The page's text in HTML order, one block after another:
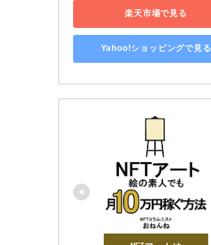
楽天市場で見る
Yahoo!ショッピングで見る